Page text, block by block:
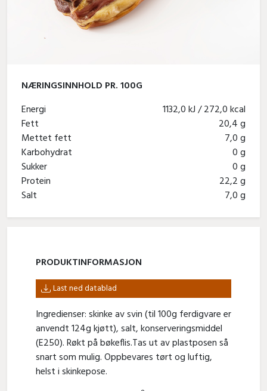
NÆRINGSINNHOLD PR. 100G
Energi
1132,0 kJ / 272,0 kcal
Fett
20,4 g
Mettet fett
7,0 g
Karbohydrat
0 g
Sukker
0 g
Protein
22,2 g
Salt
7,0 g
PRODUKT­INFORMASJON
Last ned datablad
Ingredienser: skinke av svin (til 100g ferdigvare er
anvendt 124g kjøtt), salt, konserveringsmiddel
(E250). Røkt på bøkeflis.Tas ut av plastposen så
snart som mulig. Oppbevares tørt og luftig,
helst i skinkepose.